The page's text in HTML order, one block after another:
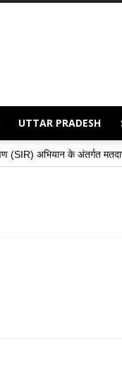
UTTAR PRADESH
के अंतर्गत मतदान केंद्रों का